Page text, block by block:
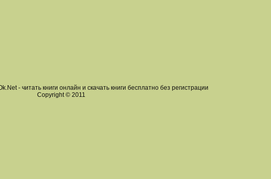
- читать книги онлайн и скачать книги бесплатно без регистрации
Copyright © 2011